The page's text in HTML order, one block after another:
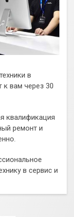
в
к вам через 30
квалификация
ремонт и
в сервис и